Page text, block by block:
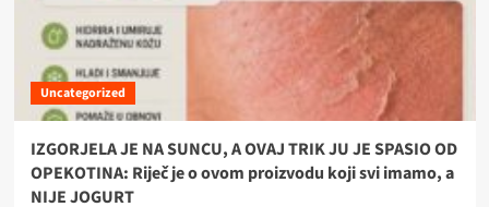
Uncategorized
IZGORJELA JE NA SUNCU, A OVAJ TRIK JU JE SPASIO OD
OPEKOTINA: Riječ je o ovom proizvodu koji svi imamo, a
NIJE JOGURT